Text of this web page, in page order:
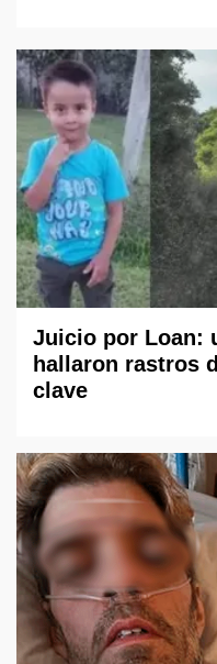
Juicio por Loan:
hallaron rastros
clave